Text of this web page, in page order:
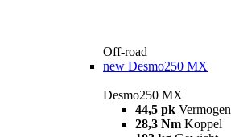
Off-road
new Desmo250 MX
Desmo250 MX
44,5 pk Vermogen
28,3 Nm Koppel